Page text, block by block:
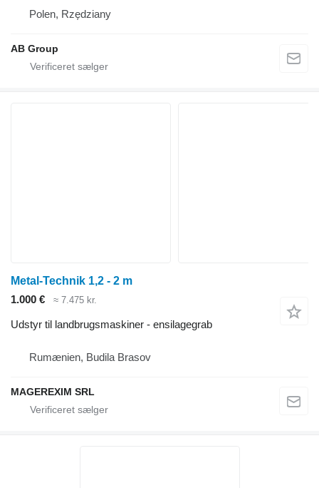
Polen, Rzędziany
AB Group
Metal-Technik 1,2 - 2 m
1.000 €
≈ 7.475 kr.
Udstyr til landbrugsmaskiner - ensilagegrab
Rumænien, Budila Brasov
MAGEREXIM SRL